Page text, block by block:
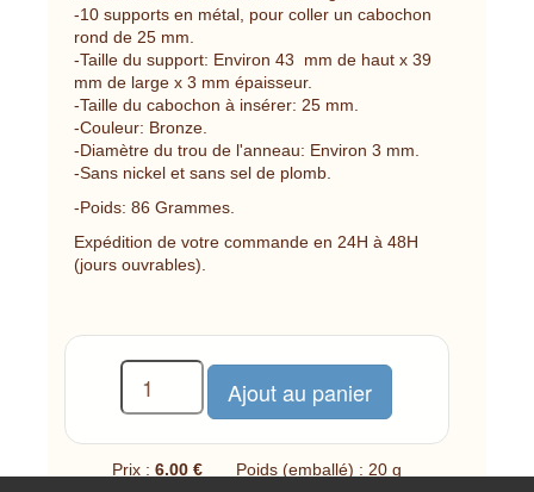
-10 supports en métal, pour coller un cabochon
rond de 25 mm.
-Taille du support: Environ 43 mm de haut x 39
mm de large x 3 mm épaisseur.
-Taille du cabochon à insérer: 25 mm.
-Couleur: Bronze.
-Diamètre du trou de l'anneau: Environ 3 mm.
-Sans nickel et sans sel de plomb.
-Poids: 86 Grammes.
Expédition de votre commande en 24H à 48H
(jours ouvrables).
Prix : 6.00 € Poids (emballé) : 20 g